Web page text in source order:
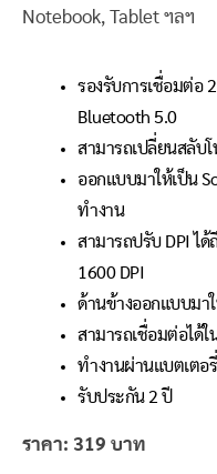
Notebook, Tablet ฯลฯ
รองรับการเชื่อมต่อ
Bluetooth 5.0
สามารถเปลี่ยนสลับ
ออกแบบมาให้เป็น
ทำงาน
สามารถปรับ DPI ได้
1600 DPI
ด้านข้างออกแบบมา
สามารถเชื่อมต่อได้ใ
ทำงานผ่านแบตเตอ
รับประกัน 2 ปี
ราคา: 319 บาท